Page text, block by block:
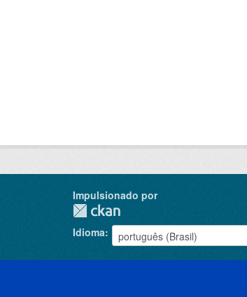
Impulsionado por
Idioma